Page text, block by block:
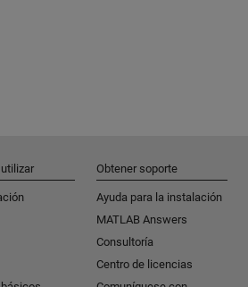
Obtener soporte
Ayuda para la instalación
MATLAB Answers
Consultoría
Centro de licencias